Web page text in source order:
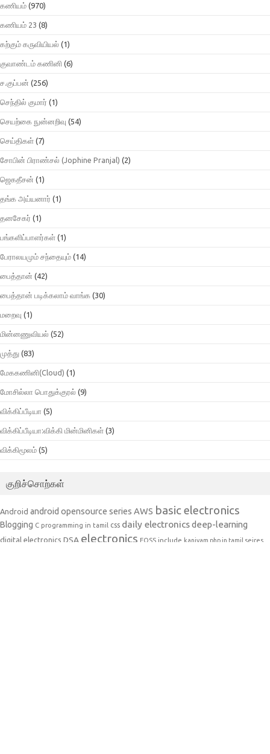
கணியம் (970)
கணியம் 23 (8)
கற்கும் கருவியியல் (1)
குவாண்டம் கணினி (6)
ச.குப்பன் (256)
செந்தில் குமார் (1)
செயற்கை நுன்னறிவு (54)
செய்திகள் (7)
சோபின் பிராண்சல் (Jophine Pranjal) (2)
ஜெகதீசன் (1)
தங்க அய்யனார் (1)
தனசேகர் (1)
பங்களிப்பாளர்கள் (1)
பேராலயமும் சந்தையும் (14)
பைத்தான் (42)
பைத்தான் படிக்கலாம் வாங்க (30)
மறைவு (1)
மின்னணுவியல் (52)
முத்து (83)
மேககணினி(Cloud) (1)
மோசில்லா பொதுக்குரல் (9)
விக்கிப்பீடியா (5)
விக்கிப்பீடியா:விக்கி மின்மினிகள் (3)
விக்கிமூலம் (5)
குறிச்சொற்கள்
Android android opensource series AWS basic electronics
Blogging C programming in tamil css daily electronicsdeep-learning
digital electronics DSA electronics FOSS include kaniyam php in tamil seires